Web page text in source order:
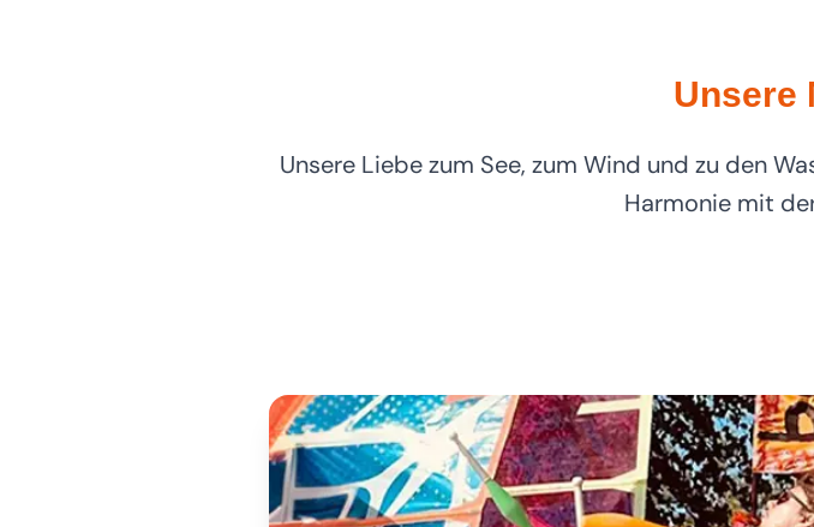
Unsere
Unsere Liebe zum See, zum Wind und zu den
Harmonie mit